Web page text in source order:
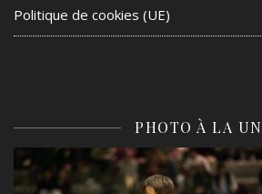
Politique de cookies (UE)
PHOTO À LA